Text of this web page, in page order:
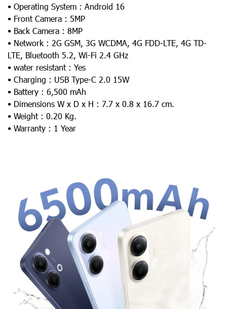
• Operating System : Android 16
• Front Camera : 5MP
• Back Camera : 8MP
• Network : 2G GSM, 3G WCDMA, 4G FDD-LTE, 4G TD-
LTE, Bluetooth 5.2, Wi-Fi 2.4 GHz
• water resistant : Yes
• Charging : USB Type-C 2.0 15W
• Battery : 6,500 mAh
• Dimensions W x D x H : 7.7 x 0.8 x 16.7 cm.
• Weight : 0.20 Kg.
• Warranty : 1 Year